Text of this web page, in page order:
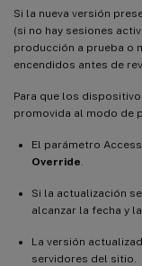
Si la nueva versión
(si no hay sesiones
producción a prueba o
encendidos antes de
Para que los
promovida al modo de
El parámetro
Override
Si la actualización
alcanzar la fecha y
La versión
servidores del sitio.